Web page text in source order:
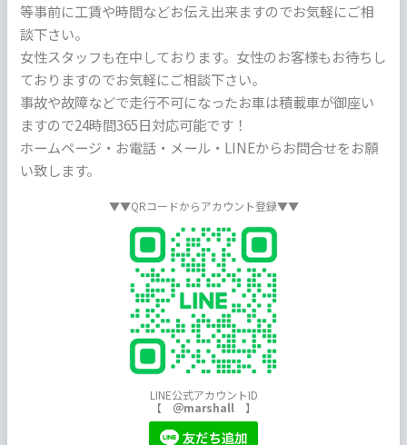
等事前に工賃や時間などお伝え出来ますのでお気軽にご相
談下さい。
女性スタッフも在中しております。女性のお客様もお待ちし
ておりますのでお気軽にご相談下さい。
事故や故障などで走行不可になったお車は積載車が御座い
ますので24時間365日対応可能です！
ホームページ・お電話・メール・LINEからお問合せをお願
い致します。
▼▼QRコードからアカウント登録▼▼
LINE公式アカウントID
【 ＠marshall 】